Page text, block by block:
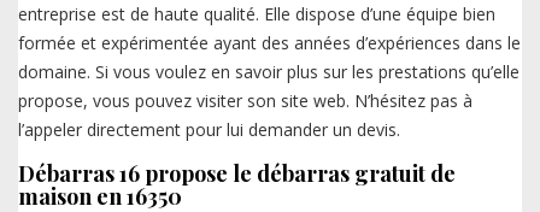
entreprise est de haute qualité. Elle dispose d’une équipe bien
formée et expérimentée ayant des années d’expériences dans le
domaine. Si vous voulez en savoir plus sur les prestations qu’elle
propose, vous pouvez visiter son site web. N’hésitez pas à
l’appeler directement pour lui demander un devis.
Débarras 16 propose le débarras gratuit de
maison en 16350